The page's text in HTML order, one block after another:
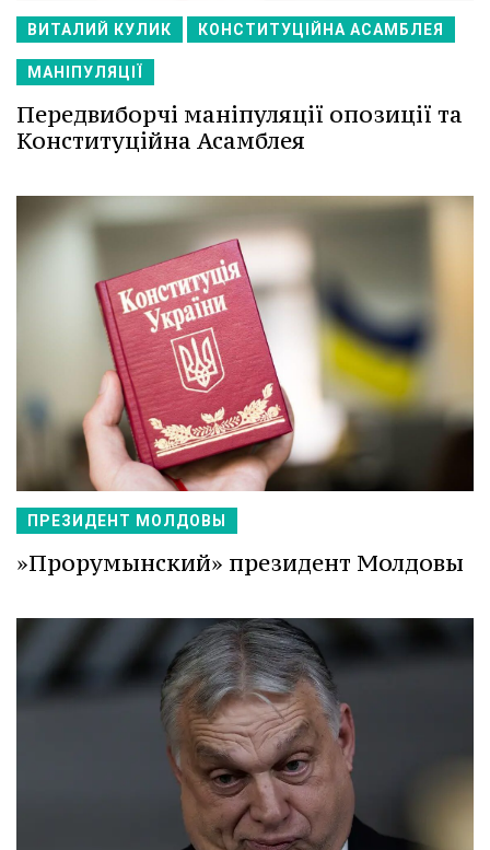
ВИТАЛИЙ КУЛИК КОНСТИТУЦІЙНА АСАМБЛЕЯ
МАНІПУЛЯЦІЇ
Передвиборчі маніпуляції опозиції та
Конституційна Асамблея
ПРЕЗИДЕНТ МОЛДОВЫ
»Прорумынский» президент Молдовы